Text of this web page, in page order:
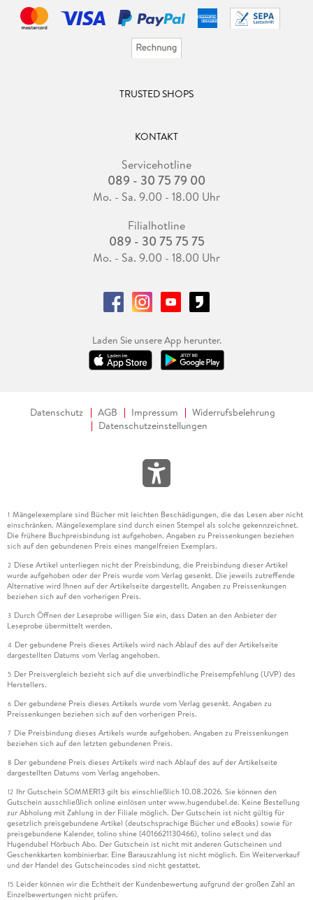
TRUSTED SHOPS
KONTAKT
Servicehotline
089 - 30 75 79 00
Mo. - Sa. 9.00 - 18.00 Uhr
Filialhotline
089 - 30 75 75 75
Mo. - Sa. 9.00 - 18.00 Uhr
Laden Sie unsere App herunter.
Datenschutz AGB Impressum
Widerrufsbelehrung
Datenschutzeinstellungen
1 Mängelexemplare sind Bücher mit leichten Beschädigungen, die das Lesen aber nicht
einschränken. Mängelexemplare sind durch einen Stempel als solche gekennzeichnet.
Die frühere Buchpreisbindung ist aufgehoben. Angaben zu Preissenkungen beziehen
sich auf den gebundenen Preis eines mangelfreien Exemplars.
2 Diese Artikel unterliegen nicht der Preisbindung, die Preisbindung dieser Artikel
wurde aufgehoben oder der Preis wurde vom Verlag gesenkt. Die jeweils zutreffende
Alternative wird Ihnen auf der Artikelseite dargestellt. Angaben zu Preissenkungen
beziehen sich auf den vorherigen Preis.
3 Durch Öffnen der Leseprobe willigen Sie ein, dass Daten an den Anbieter der
Leseprobe übermittelt werden.
4 Der gebundene Preis dieses Artikels wird nach Ablauf des auf der Artikelseite
dargestellten Datums vom Verlag angehoben.
5 Der Preisvergleich bezieht sich auf die unverbindliche Preisempfehlung (UVP) des
Herstellers.
6 Der gebundene Preis dieses Artikels wurde vom Verlag gesenkt. Angaben zu
Preissenkungen beziehen sich auf den vorherigen Preis.
7 Die Preisbindung dieses Artikels wurde aufgehoben. Angaben zu Preissenkungen
beziehen sich auf den letzten gebundenen Preis.
8 Der gebundene Preis dieses Artikels wird nach Ablauf des auf der Artikelseite
dargestellten Datums vom Verlag angehoben.
12 Ihr Gutschein SOMMER13 gilt bis einschließlich 10.08.2026. Sie können den
Gutschein ausschließlich online einlösen unter www.hugendubel.de. Keine Bestellung
zur Abholung mit Zahlung in der Filiale möglich. Der Gutschein ist nicht gültig für
gesetzlich preisgebundene Artikel (deutschsprachige Bücher und eBooks) sowie für
preisgebundene Kalender, tolino shine (4016621130466), tolino select und das
Hugendubel Hörbuch Abo. Der Gutschein ist nicht mit anderen Gutscheinen und
Geschenkkarten kombinierbar. Eine Barauszahlung ist nicht möglich. Ein Weiterverkauf
und der Handel des Gutscheincodes sind nicht gestattet.
15 Leider können wir die Echtheit der Kundenbewertung aufgrund der großen Zahl an
Einzelbewertungen nicht prüfen.